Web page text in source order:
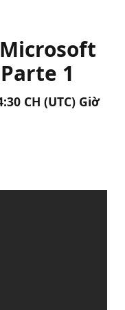
1
CH (UTC) Giờ